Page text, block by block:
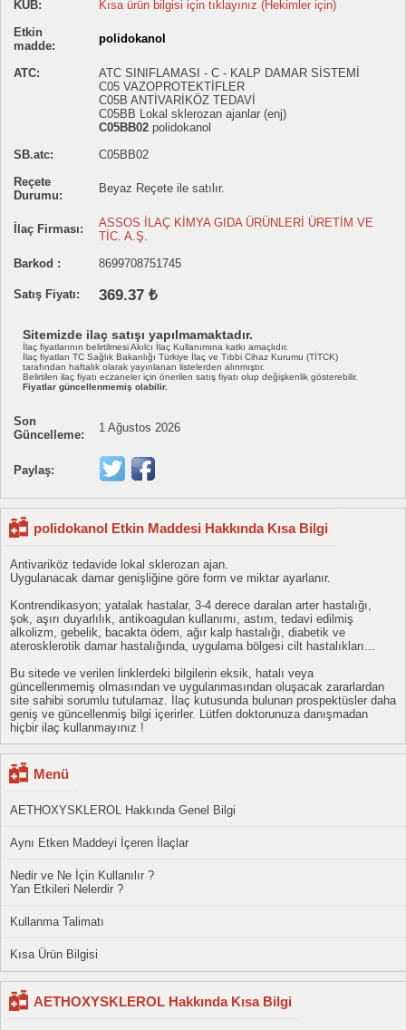
KUB:
Kısa ürün bilgisi için tıklayınız (Hekimler için)
Etkin
madde:
polidokanol
ATC:
ATC SINIFLAMASI - C - KALP DAMAR SİSTEMİ
C05 VAZOPROTEKTİFLER
C05B ANTİVARİKÖZ TEDAVİ
C05BB Lokal sklerozan ajanlar (enj)
C05BB02 polidokanol
SB.atc:
C05BB02
Reçete
Durumu:
Beyaz Reçete ile satılır.
İlaç Firması:
ASSOS İLAÇ KİMYA GIDA ÜRÜNLERİ ÜRETİM VE
TİC. A.Ş.
Barkod :
8699708751745
Satış Fiyatı: 369.37 ₺
Sitemizde ilaç satışı yapılmamaktadır.
İlaç fiyatlarının belirtilmesi Akılcı İlaç Kullanımına katkı amaçlıdır.
İlaç fiyatları TC Sağlık Bakanlığı Türkiye İlaç ve Tıbbi Cihaz Kurumu (TİTCK)
tarafından haftalık olarak yayınlanan listelerden alınmıştır.
Belirtilen ilaç fiyatı eczaneler için önerilen satış fiyatı olup değişkenlik gösterebilir.
Fiyatlar güncellenmemiş olabilir.
Son
Güncelleme:
1 Ağustos 2026
Paylaş:
polidokanol Etkin Maddesi Hakkında Kısa Bilgi
Antivariköz tedavide lokal sklerozan ajan.
Uygulanacak damar genişliğine göre form ve miktar ayarlanır.
Kontrendikasyon; yatalak hastalar, 3-4 derece daralan arter hastalığı,
şok, aşırı duyarlılık, antikoagulan kullanımı, astım, tedavi edilmiş
alkolizm, gebelik, bacakta ödem, ağır kalp hastalığı, diabetik ve
aterosklerotik damar hastalığında, uygulama bölgesi cilt hastalıkları...
Bu sitede ve verilen linklerdeki bilgilerin eksik, hatalı veya
güncellenmemiş olmasından ve uygulanmasından oluşacak zararlardan
site sahibi sorumlu tutulamaz. İlaç kutusunda bulunan prospektüsler daha
geniş ve güncellenmiş bilgi içerirler. Lütfen doktorunuza danışmadan
hiçbir ilaç kullanmayınız !
Menü
AETHOXYSKLEROL Hakkında Genel Bilgi
Aynı Etken Maddeyi İçeren İlaçlar
Nedir ve Ne İçin Kullanılır ?
Yan Etkileri Nelerdir ?
Kullanma Talimatı
Kısa Ürün Bilgisi
AETHOXYSKLEROL Hakkında Kısa Bilgi